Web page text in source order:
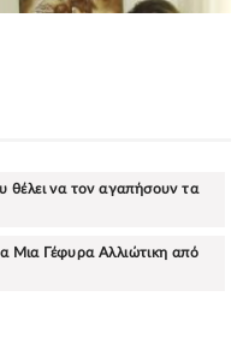
θέλει να τον αγαπήσουν τα
Μια Γέφυρα Αλλιώτικη από